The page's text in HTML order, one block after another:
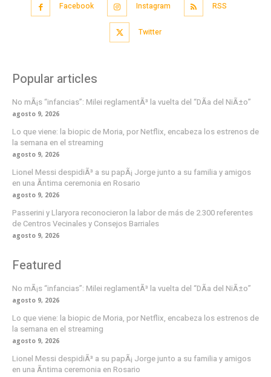
Facebook Instagram RSS
Twitter
Popular articles
No mÃ¡s “infancias”: Milei reglamentÃ³ la vuelta del “DÃ­a del NiÃ±o”
agosto 9, 2026
Lo que viene: la biopic de Moria, por Netflix, encabeza los estrenos de
la semana en el streaming
agosto 9, 2026
Lionel Messi despidiÃ³ a su papÃ¡ Jorge junto a su familia y amigos
en una Ã­ntima ceremonia en Rosario
agosto 9, 2026
Passerini y Llaryora reconocieron la labor de más de 2.300 referentes
de Centros Vecinales y Consejos Barriales
agosto 9, 2026
Featured
No mÃ¡s “infancias”: Milei reglamentÃ³ la vuelta del “DÃ­a del NiÃ±o”
agosto 9, 2026
Lo que viene: la biopic de Moria, por Netflix, encabeza los estrenos de
la semana en el streaming
agosto 9, 2026
Lionel Messi despidiÃ³ a su papÃ¡ Jorge junto a su familia y amigos
en una Ã­ntima ceremonia en Rosario